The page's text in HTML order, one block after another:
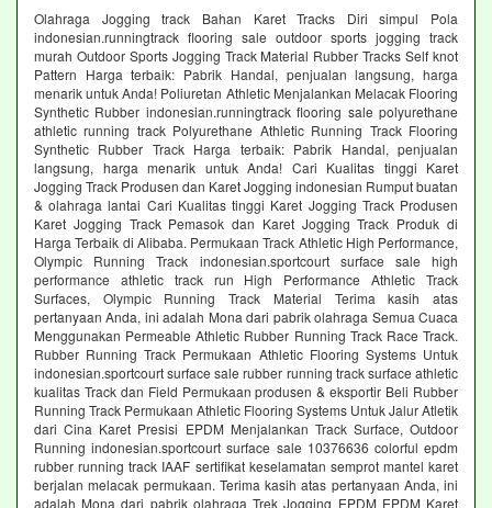
Olahraga Jogging track Bahan Karet Tracks Diri simpul Pola
indonesian.runningtrack flooring sale outdoor sports jogging track
murah Outdoor Sports Jogging Track Material Rubber Tracks Self knot
Pattern Harga terbaik: Pabrik Handal, penjualan langsung, harga
menarik untuk Anda! Poliuretan Athletic Menjalankan Melacak Flooring
Synthetic Rubber indonesian.runningtrack flooring sale polyurethane
athletic running track Polyurethane Athletic Running Track Flooring
Synthetic Rubber Track Harga terbaik: Pabrik Handal, penjualan
langsung, harga menarik untuk Anda! Cari Kualitas tinggi Karet
Jogging Track Produsen dan Karet Jogging indonesian Rumput buatan
& olahraga lantai Cari Kualitas tinggi Karet Jogging Track Produsen
Karet Jogging Track Pemasok dan Karet Jogging Track Produk di
Harga Terbaik di Alibaba. Permukaan Track Athletic High Performance,
Olympic Running Track indonesian.sportcourt surface sale high
performance athletic track run High Performance Athletic Track
Surfaces, Olympic Running Track Material Terima kasih atas
pertanyaan Anda, ini adalah Mona dari pabrik olahraga Semua Cuaca
Menggunakan Permeable Athletic Rubber Running Track Race Track.
Rubber Running Track Permukaan Athletic Flooring Systems Untuk
indonesian.sportcourt surface sale rubber running track surface athletic
kualitas Track dan Field Permukaan produsen & eksportir Beli Rubber
Running Track Permukaan Athletic Flooring Systems Untuk Jalur Atletik
dari Cina Karet Presisi EPDM Menjalankan Track Surface, Outdoor
Running indonesian.sportcourt surface sale 10376636 colorful epdm
rubber running track IAAF sertifikat keselamatan semprot mantel karet
berjalan melacak permukaan. Terima kasih atas pertanyaan Anda, ini
adalah Mona dari pabrik olahraga Trek Jogging EPDM EPDM Karet